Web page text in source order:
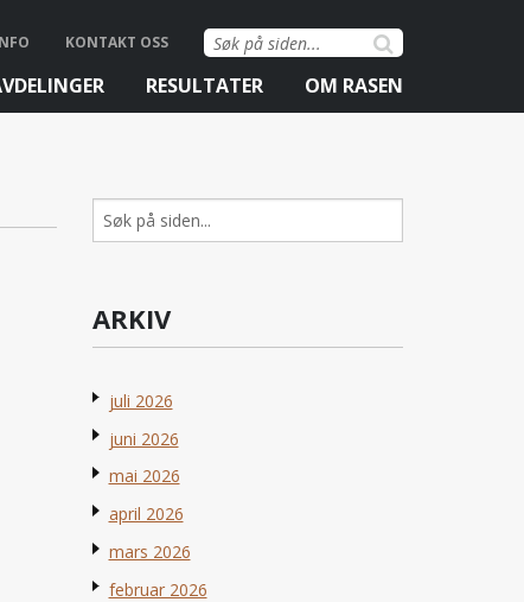
Søk
etter:
KONTAKT OSS
RESULTATER OM RASEN
Søk
etter:
ARKIV
juli 2026
juni 2026
mai 2026
april 2026
mars 2026
februar 2026